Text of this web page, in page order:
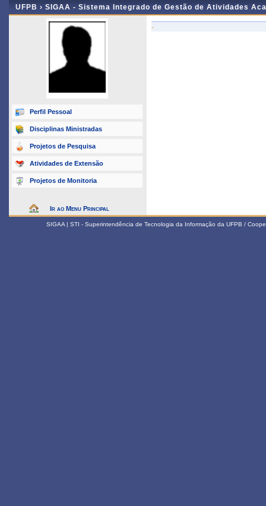
UFPB › SIGAA - Sistema Integrado de Gestão de Atividades
Perfil Pessoal
Disciplinas Ministradas
Projetos de Pesquisa
Atividades de Extensão
Projetos de Monitoria
Ir ao Menu Principal
-
SIGAA | STI - Superintendência de Tecnologia da Informação da UFPB /